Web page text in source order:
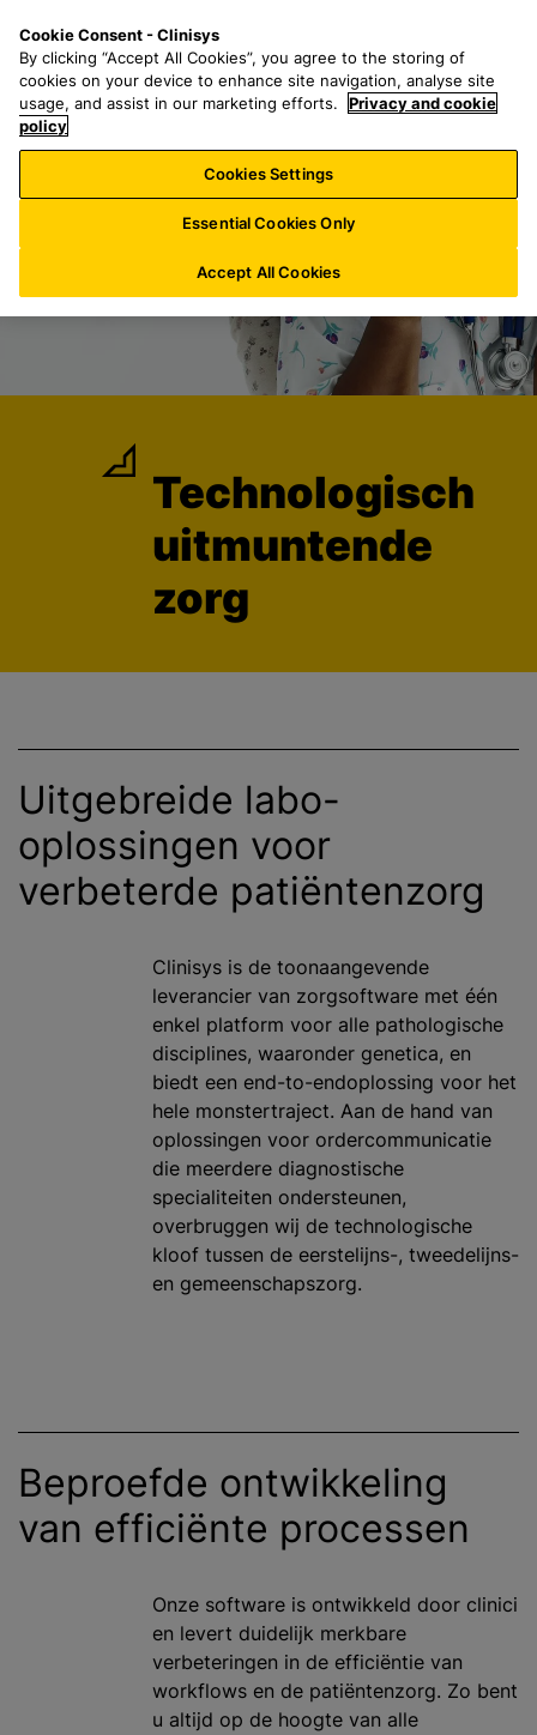
a
r
h
f
o
:
n
u
Technologisch
uitmuntende
zorg
Uitgebreide labo-
oplossingen voor
verbeterde patiëntenzorg
Clinisys is de toonaangevende
leverancier van zorgsoftware met één
enkel platform voor alle pathologische
disciplines, waaronder genetica, en
biedt een end-to-endoplossing voor het
hele monstertraject. Aan de hand van
oplossingen voor ordercommunicatie
die meerdere diagnostische
specialiteiten ondersteunen,
overbruggen wij de technologische
kloof tussen de eerstelijns-, tweedelijns-
en gemeenschapszorg.
Beproefde ontwikkeling
van efficiënte processen
Onze software is ontwikkeld door clinici
en levert duidelijk merkbare
verbeteringen in de efficiëntie van
workflows en de patiëntenzorg. Zo bent
u altijd op de hoogte van alle
Cookie Consent - Clinisys
By clicking “Accept All Cookies”, you agree to the storing of
cookies on your device to enhance site navigation, analyse site
usage, and assist in our marketing efforts.
Privacy and cookie
policy
Cookies Settings
Essential Cookies Only
Accept All Cookies